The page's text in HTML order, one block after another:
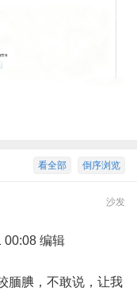
倒序浏览
看全部
沙发
00:08 编辑
腼腆，不敢说，让我